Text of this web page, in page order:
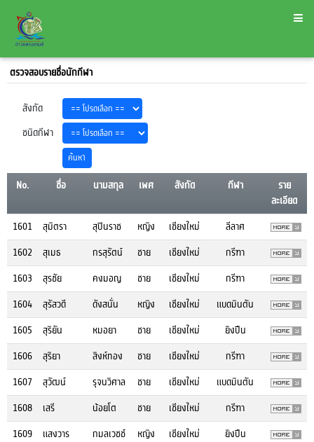
ตรวจสอบรายชื่อนักกีฬา
สังกัด
ชนิดกีฬา
No. ชื่อ นามสกุล เพศ สังกัด กีฬา
ราย
ละเอียด
1601
สุมิตรา สุปินราช หญิง เชียงใหม่
ลีลาศ
1602
สุเมธ กรสุรัตน์ ชาย เชียงใหม่
กรีฑา
1603
สุรชัย คงมอญ ชาย เชียงใหม่
กรีฑา
1604
สุรัสวดี ดังสนั่น หญิง เชียงใหม่
แบดมินตัน
1605
สุริยัน หมอยา ชาย เชียงใหม่
ยิงปืน
1606
สุริยา สิงห์ทอง ชาย เชียงใหม่
กรีฑา
1607
สุวัฒน์ รุจนวิศาล ชาย เชียงใหม่
แบดมินตัน
1608
เสรี น้อยโต ชาย เชียงใหม่
กรีฑา
1609
แสงวาร กมลเวชช์ หญิง เชียงใหม่
ยิงปืน